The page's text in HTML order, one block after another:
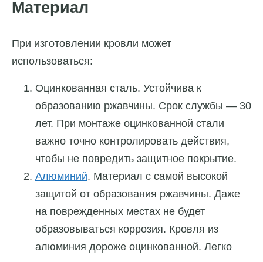
Материал
При изготовлении кровли может
использоваться:
Оцинкованная сталь. Устойчива к
образованию ржавчины. Срок службы — 30
лет. При монтаже оцинкованной стали
важно точно контролировать действия,
чтобы не повредить защитное покрытие.
Алюминий. Материал с самой высокой
защитой от образования ржавчины. Даже
на поврежденных местах не будет
образовываться коррозия. Кровля из
алюминия дороже оцинкованной. Легко